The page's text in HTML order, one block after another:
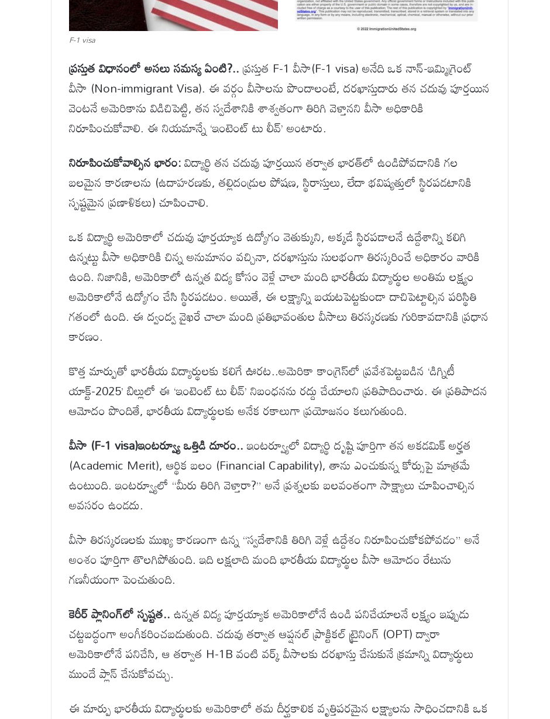
F-1 visa
ప్రస్తుత విధానంలో అసలు సమస్య ఏంటి?..ప్రస్తుత F-1 వీసా(F-1 visa) అనేది ఒక నాన్-ఇమ్మిగ్రెంట్
వీసా (Non-immigrant Visa). ఈ వర్గం వీసాలను పొందాలంటే, దరఖాస్తుదారు తన చదువు పూర్తయిన
వెంటనే అమెరికాను విడిచిపెట్టి, తన స్వదేశానికి శాశ్వతంగా తిరిగి వెళ్తానని వీసా అధికారికి
నిరూపించుకోవాలి. ఈ నియమాన్నే ‘ఇంటెంట్ టు లీవ్’ అంటారు.
నిరూపించుకోవాల్సిన భారం:విద్యార్థి తన చదువు పూర్తయిన తర్వాత భారత్‌లో ఉండిపోవడానికి గల
బలమైన కారణాలను (ఉదాహరణకు, తల్లిదండ్రుల పోషణ, స్థిరాస్తులు, లేదా భవిష్యత్తులో స్థిరపడటానికి
స్పష్టమైన ప్రణాళికలు) చూపించాలి.
ఒక విద్యార్థి అమెరికాలో చదువు పూర్తయ్యాక ఉద్యోగం వెతుక్కుని, అక్కడే స్థిరపడాలనే ఉద్దేశాన్ని కలిగి
ఉన్నట్టు వీసా అధికారికి చిన్న అనుమానం వచ్చినా, దరఖాస్తును సులభంగా తిరస్కరించే అధికారం వారికి
ఉంది. నిజానికి, అమెరికాలో ఉన్నత విద్య కోసం వెళ్లే చాలా మంది భారతీయ విద్యార్థుల అంతిమ లక్ష్యం
అమెరికాలోనే ఉద్యోగం చేసి స్థిరపడటం. అయితే, ఈ లక్ష్యాన్ని బయటపెట్టకుండా దాచిపెట్టాల్సిన పరిస్థితి
గతంలో ఉంది. ఈ ద్వంద్వ వైఖరే చాలా మంది ప్రతిభావంతుల వీసాలు తిరస్కరణకు గురికావడానికి ప్రధాన
కారణం.
కొత్త మార్పుతో భారతీయ విద్యార్థులకు కలిగే ఊరట..అమెరికా కాంగ్రెస్‌లో ప్రవేశపెట్టబడిన ‘డిగ్నిటీ
యాక్ట్-2025’ బిల్లులో ఈ ‘ఇంటెంట్ టు లీవ్’ నిబంధనను రద్దు చేయాలని ప్రతిపాదించారు. ఈ ప్రతిపాదన
ఆమోదం పొందితే, భారతీయ విద్యార్థులకు అనేక రకాలుగా ప్రయోజనం కలుగుతుంది.
వీసా (F-1 visa)ఇంటర్వ్యూ ఒత్తిడి దూరం..ఇంటర్వ్యూలో విద్యార్థి దృష్టి పూర్తిగా తన అకడమిక్ అర్హత
(Academic Merit), ఆర్థిక బలం (Financial Capability), తాను ఎంచుకున్న కోర్సుపై మాత్రమే
ఉంటుంది. ఇంటర్వ్యూలో “మీరు తిరిగి వెళ్తారా?” అనే ప్రశ్నలకు బలవంతంగా సాక్ష్యాలు చూపించాల్సిన
అవసరం ఉండదు.
వీసా తిరస్కరణలకు ముఖ్య కారణంగా ఉన్న “స్వదేశానికి తిరిగి వెళ్లే ఉద్దేశం నిరూపించుకోకపోవడం” అనే
అంశం పూర్తిగా తొలగిపోతుంది. ఇది లక్షలాది మంది భారతీయ విద్యార్థుల వీసా ఆమోదం రేటును
గణనీయంగా పెంచుతుంది.
కెరీర్ ప్లానింగ్‌లో స్పష్టత..ఉన్నత విద్య పూర్తయ్యాక అమెరికాలోనే ఉండి పనిచేయాలనే లక్ష్యం ఇప్పుడు
చట్టబద్ధంగా అంగీకరించబడుతుంది. చదువు తర్వాత ఆప్షనల్ ప్రాక్టికల్ ట్రైనింగ్ (OPT) ద్వారా
అమెరికాలోనే పనిచేసి, ఆ తర్వాత H-1B వంటి వర్క్ వీసాలకు దరఖాస్తు చేసుకునే క్రమాన్ని విద్యార్థులు
ముందే ప్లాన్ చేసుకోవచ్చు.
ఈ మార్పు భారతీయ విద్యార్థులకు అమెరికాలో తమ దీర్ఘకాలిక వృత్తిపరమైన లక్ష్యాలను సాధించడానికి ఒక